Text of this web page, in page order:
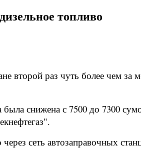
топливо
второй раз чуть более чем за
снижена с 7500 до 7300
сеть автозаправочных